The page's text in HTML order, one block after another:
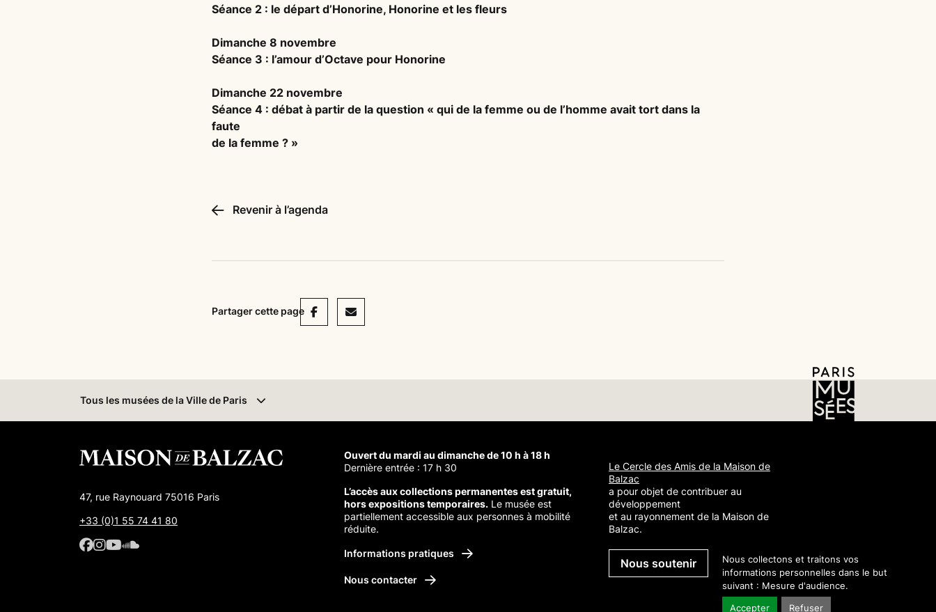
Nous collectons et traitons vos
informations personnelles dans le but
suivant : Mesure d'audience.
Accepter Refuser
Séance 2 : le départ d’Honorine, Honorine et les fleurs
Dimanche 8 novembre
Séance 3 : l’amour d’Octave pour Honorine
Dimanche 22 novembre
Séance 4 : débat à partir de la question « qui de la femme ou de l’homme avait tort dans la
faute
de la femme ? »
Revenir à l’agenda
Partager cette pageFacebook
Mail
Tous les musées de la Ville de Paris
47, rue Raynouard 75016 Paris
+33 (0)1 55 74 41 80
Facebook : Maison de Balzac
Facebook : Maison de Balzac
Youtube : Maison de Balzac
SoundCloud : Maison de Balzac
Ouvert du mardi au dimanche de 10 h à 18 h
Dernière entrée : 17 h 30
L’accès aux collections permanentes est gratuit,
hors expositions temporaires. Le musée est
partiellement accessible aux personnes à mobilité
réduite.
Informations pratiques
Nous contacter
Le Cercle des Amis de la Maison de
Balzac
a pour objet de contribuer au
développement
et au rayonnement de la Maison de
Balzac.
Nous soutenir